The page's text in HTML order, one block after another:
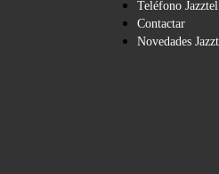
Teléfono Jazztel
Contactar
Novedades